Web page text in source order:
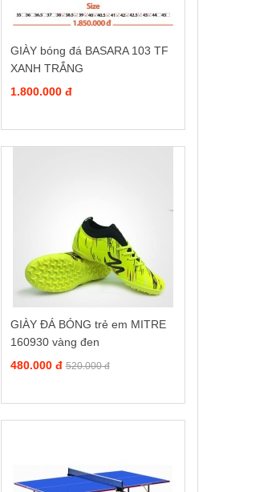
GIÀY bóng đá BASARA 103 TF
XANH TRẮNG
1.800.000 đ
GIÀY ĐÁ BÓNG trẻ em MITRE
160930 vàng đen
480.000 đ 520.000 đ